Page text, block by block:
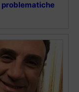
problematiche